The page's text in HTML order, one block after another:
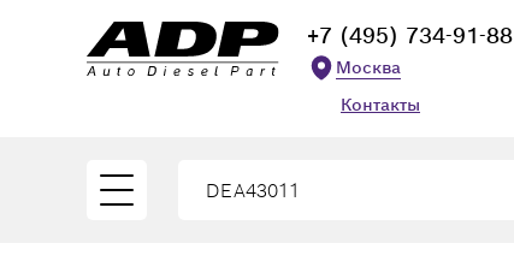
+7 (495) 734-91-88
Москва
Контакты